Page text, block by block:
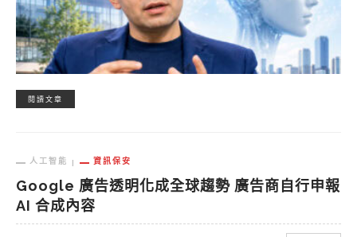
閱讀文章
人工智能 資訊保安
Google 廣告透明化成全球趨勢 廣告商自行申報
AI 合成內容